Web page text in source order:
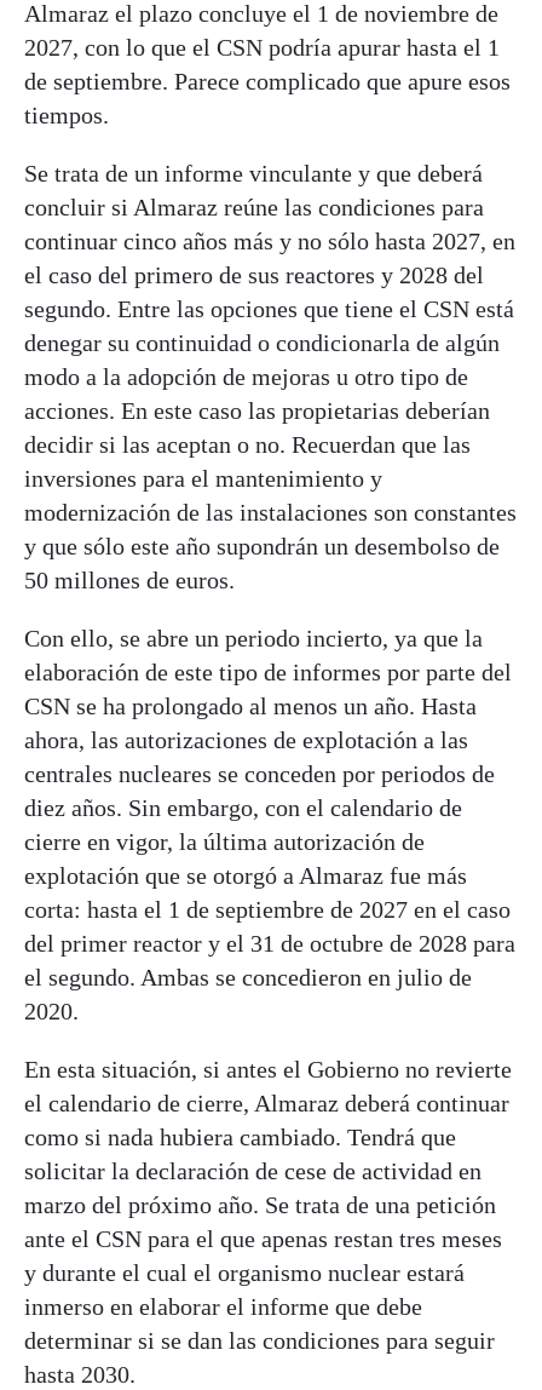
Almaraz el plazo concluye el 1 de noviembre de
2027, con lo que el CSN podría apurar hasta el 1
de septiembre. Parece complicado que apure esos
tiempos.
Se trata de un informe vinculante y que deberá
concluir si Almaraz reúne las condiciones para
continuar cinco años más y no sólo hasta 2027, en
el caso del primero de sus reactores y 2028 del
segundo. Entre las opciones que tiene el CSN está
denegar su continuidad o condicionarla de algún
modo a la adopción de mejoras u otro tipo de
acciones. En este caso las propietarias deberían
decidir si las aceptan o no. Recuerdan que las
inversiones para el mantenimiento y
modernización de las instalaciones son constantes
y que sólo este año supondrán un desembolso de
50 millones de euros.
Con ello, se abre un periodo incierto, ya que la
elaboración de este tipo de informes por parte del
CSN se ha prolongado al menos un año. Hasta
ahora, las autorizaciones de explotación a las
centrales nucleares se conceden por periodos de
diez años. Sin embargo, con el calendario de
cierre en vigor, la última autorización de
explotación que se otorgó a Almaraz fue más
corta: hasta el 1 de septiembre de 2027 en el caso
del primer reactor y el 31 de octubre de 2028 para
el segundo. Ambas se concedieron en julio de
2020.
En esta situación, si antes el Gobierno no revierte
el calendario de cierre, Almaraz deberá continuar
como si nada hubiera cambiado. Tendrá que
solicitar la declaración de cese de actividad en
marzo del próximo año. Se trata de una petición
ante el CSN para el que apenas restan tres meses
y durante el cual el organismo nuclear estará
inmerso en elaborar el informe que debe
determinar si se dan las condiciones para seguir
hasta 2030.